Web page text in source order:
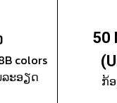
colors
ລະອຽດ
50
ກ້